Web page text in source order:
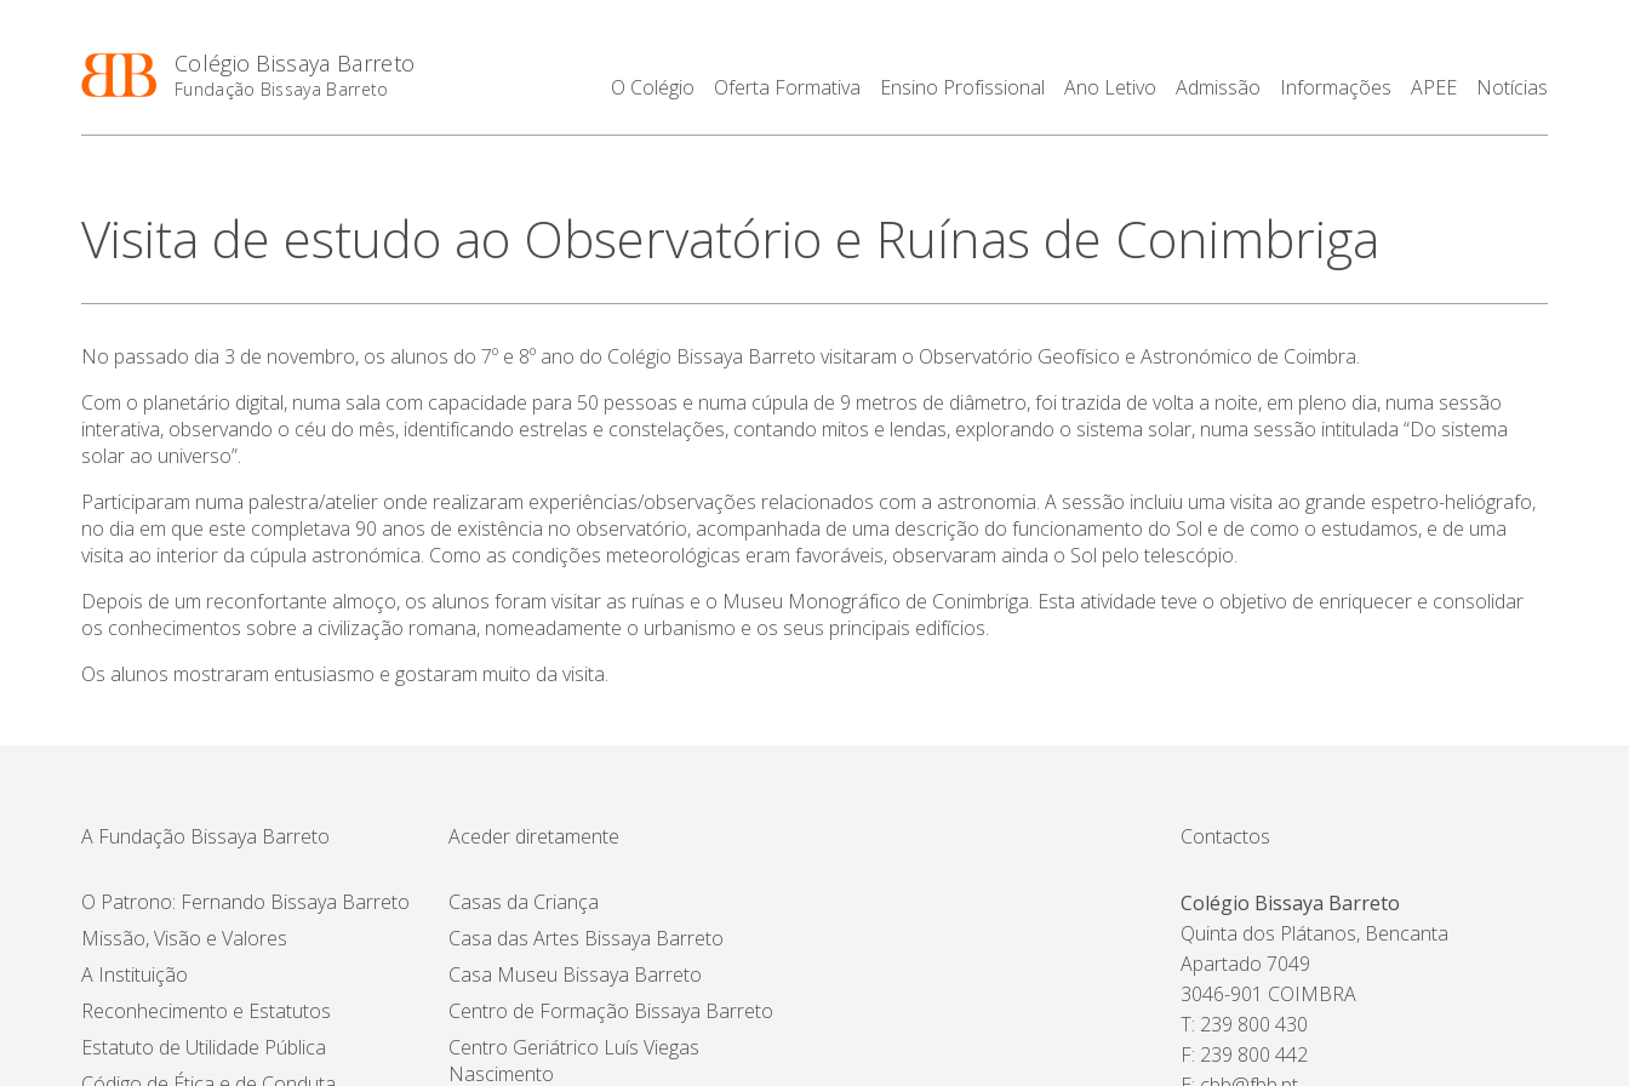
Colégio Bissaya Barreto
Fundação Bissaya Barreto O Colégio Oferta Formativa Ensino Profissional Ano Letivo Admissão Informações APEE Notícias
Visita de estudo ao Observatório e Ruínas de Conimbriga
No passado dia 3 de novembro, os alunos do 7º e 8º ano do Colégio Bissaya Barreto visitaram o Observatório Geofísico e Astronómico de Coimbra.
Com o planetário digital, numa sala com capacidade para 50 pessoas e numa cúpula de 9 metros de diâmetro, foi trazida de volta a noite, em pleno dia, numa sessão
interativa, observando o céu do mês, identificando estrelas e constelações, contando mitos e lendas, explorando o sistema solar, numa sessão intitulada “Do sistema
solar ao universo”.
Participaram numa palestra/atelier onde realizaram experiências/observações relacionados com a astronomia. A sessão incluiu uma visita ao grande espetro-heliógrafo,
no dia em que este completava 90 anos de existência no observatório, acompanhada de uma descrição do funcionamento do Sol e de como o estudamos, e de uma
visita ao interior da cúpula astronómica. Como as condições meteorológicas eram favoráveis, observaram ainda o Sol pelo telescópio.
Depois de um reconfortante almoço, os alunos foram visitar as ruínas e o Museu Monográfico de Conimbriga. Esta atividade teve o objetivo de enriquecer e consolidar
os conhecimentos sobre a civilização romana, nomeadamente o urbanismo e os seus principais edifícios.
Os alunos mostraram entusiasmo e gostaram muito da visita.
A Fundação Bissaya Barreto
O Patrono: Fernando Bissaya Barreto
Missão, Visão e Valores
A Instituição
Reconhecimento e Estatutos
Estatuto de Utilidade Pública
Aceder diretamente
Casas da Criança
Casa das Artes Bissaya Barreto
Casa Museu Bissaya Barreto
Centro de Formação Bissaya Barreto
Centro Geriátrico Luís Viegas
Nascimento
Contactos
Colégio Bissaya Barreto
Quinta dos Plátanos, Bencanta
Apartado 7049
3046-901 COIMBRA
T: 239 800 430
F: 239 800 442